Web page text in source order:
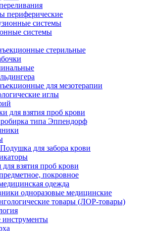
периферические
системы
системы
стерильные
для мезотерапии
иглы
для взятия проб крови
типа Эппендорф
для забора крови
для взятия проб крови
покровное
одежда
одноразовые медицинские
товары (ЛОР-товары)